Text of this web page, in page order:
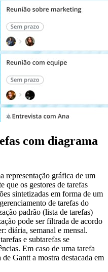
com diagrama
representação gráfica de um
que os gestores de tarefas
sintetizadas em forma de um
de tarefas do
padrão (lista de tarefas)
pode ser filtrada de acordo
diária, semanal e mensal.
e subtarefas se
Em caso de uma tarefa
Gantt a mostra destacada em